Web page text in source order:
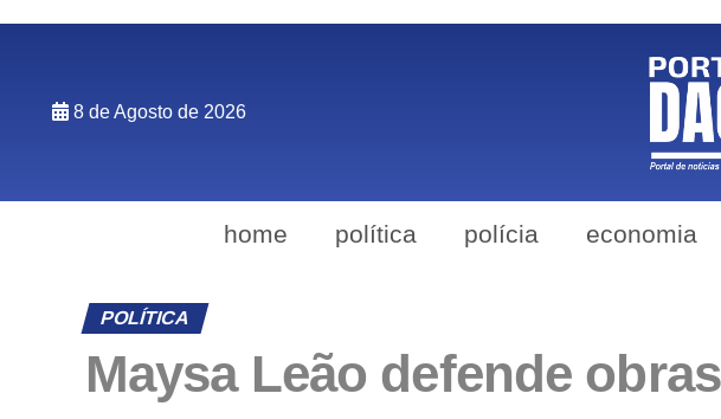
8 de Agosto de 2026
home política polícia economia
POLÍTICA
Maysa Leão defende